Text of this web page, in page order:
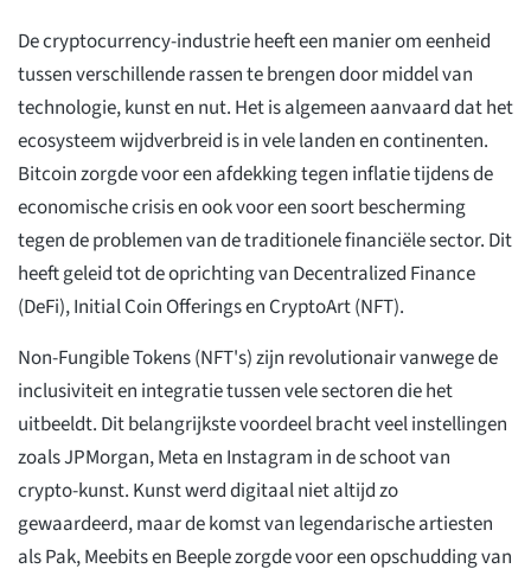
De cryptocurrency-industrie heeft een manier om eenheid
tussen verschillende rassen te brengen door middel van
technologie, kunst en nut. Het is algemeen aanvaard dat het
ecosysteem wijdverbreid is in vele landen en continenten.
Bitcoin zorgde voor een afdekking tegen inflatie tijdens de
economische crisis en ook voor een soort bescherming
tegen de problemen van de traditionele financiële sector. Dit
heeft geleid tot de oprichting van Decentralized Finance
(DeFi), Initial Coin Offerings en CryptoArt (NFT).
Non-Fungible Tokens (NFT's) zijn revolutionair vanwege de
inclusiviteit en integratie tussen vele sectoren die het
uitbeeldt. Dit belangrijkste voordeel bracht veel instellingen
zoals JPMorgan, Meta en Instagram in de schoot van
crypto-kunst. Kunst werd digitaal niet altijd zo
gewaardeerd, maar de komst van legendarische artiesten
als Pak, Meebits en Beeple zorgde voor een opschudding van